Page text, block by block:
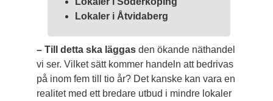
Lokaler i Åtvidaberg
– Till detta ska läggas den ökande näthandel
vi ser. Vilket sätt kommer handeln att bedrivas
på inom fem till tio år? Det kanske kan vara en
realitet med ett bredare utbud i mindre lokaler